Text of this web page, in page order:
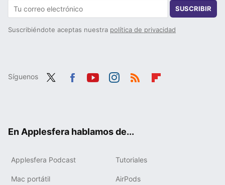
SUSCRIBIR
Suscribiéndote aceptas nuestra política de privacidad
Síguenos
En Applesfera hablamos de...
Applesfera Podcast Tutoriales
Mac portátil AirPods